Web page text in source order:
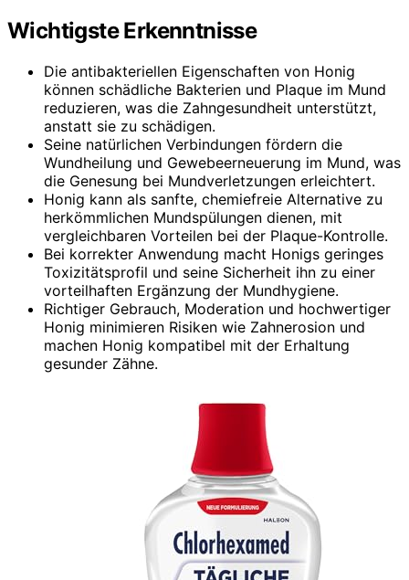
Wichtigste Erkenntnisse
Die antibakteriellen Eigenschaften von Honig
können schädliche Bakterien und Plaque im Mund
reduzieren, was die Zahngesundheit unterstützt,
anstatt sie zu schädigen.
Seine natürlichen Verbindungen fördern die
Wundheilung und Gewebeerneuerung im Mund, was
die Genesung bei Mundverletzungen erleichtert.
Honig kann als sanfte, chemiefreie Alternative zu
herkömmlichen Mundspülungen dienen, mit
vergleichbaren Vorteilen bei der Plaque-Kontrolle.
Bei korrekter Anwendung macht Honigs geringes
Toxizitätsprofil und seine Sicherheit ihn zu einer
vorteilhaften Ergänzung der Mundhygiene.
Richtiger Gebrauch, Moderation und hochwertiger
Honig minimieren Risiken wie Zahnerosion und
machen Honig kompatibel mit der Erhaltung
gesunder Zähne.